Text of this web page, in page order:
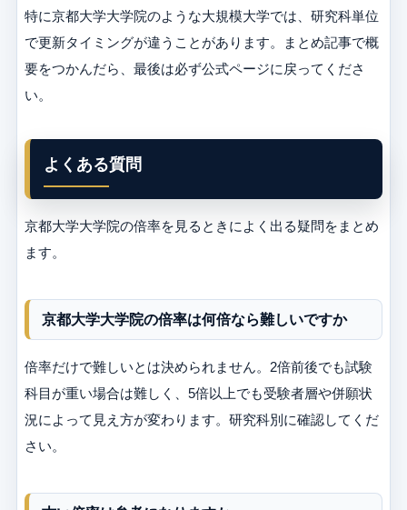
特に京都大学大学院のような大規模大学では、研究科単位
で更新タイミングが違うことがあります。まとめ記事で概
要をつかんだら、最後は必ず公式ページに戻ってくださ
い。
よくある質問
京都大学大学院の倍率を見るときによく出る疑問をまとめ
ます。
京都大学大学院の倍率は何倍なら難しいですか
倍率だけで難しいとは決められません。2倍前後でも試験
科目が重い場合は難しく、5倍以上でも受験者層や併願状
況によって見え方が変わります。研究科別に確認してくだ
さい。